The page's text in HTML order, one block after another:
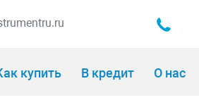
купить В кредит О нас